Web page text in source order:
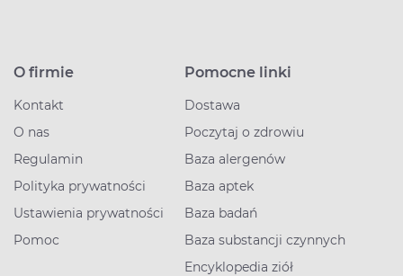
O firmie
Kontakt
O nas
Regulamin
Polityka prywatności
Ustawienia prywatności
Pomoc
Pomocne linki
Dostawa
Poczytaj o zdrowiu
Baza alergenów
Baza aptek
Baza badań
Baza substancji czynnych
Encyklopedia ziół